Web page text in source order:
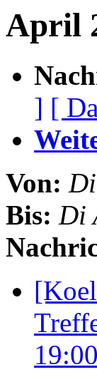
April
] [
Von:
Bis: Di